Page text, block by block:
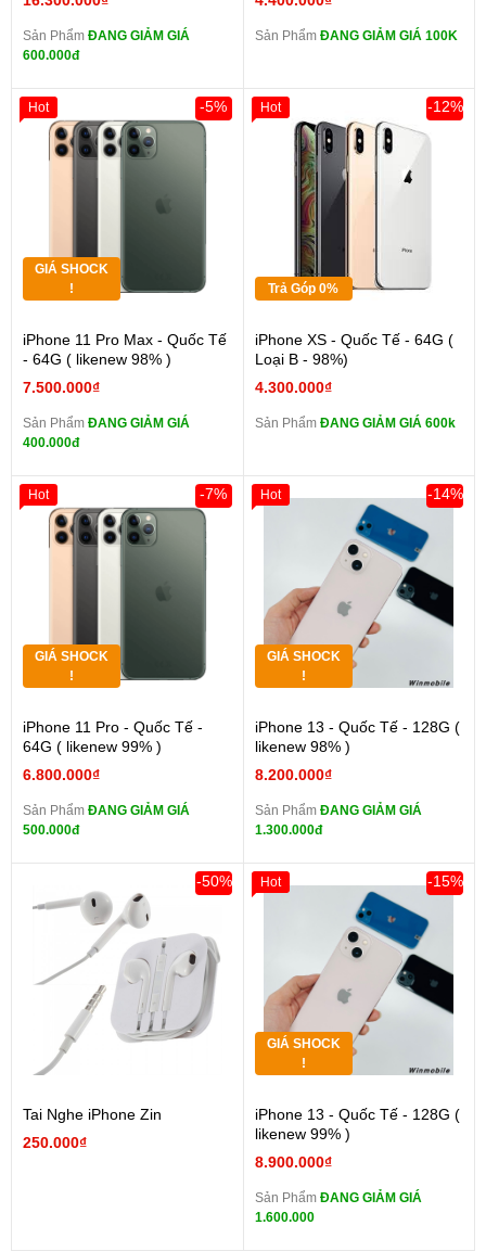
Sản Phẩm ĐANG GIẢM GIÁ
600.000đ
Sản Phẩm ĐANG GIẢM GIÁ 100K
GIÁ SHOCK
!
iPhone 11 Pro Max - Quốc Tế
- 64G ( likenew 98% )
7.500.000₫
-5%
Sản Phẩm ĐANG GIẢM GIÁ
400.000đ
Hot
Trả Góp 0%
iPhone XS - Quốc Tế - 64G (
Loại B - 98%)
4.300.000₫
-12%
Sản Phẩm ĐANG GIẢM GIÁ 600k
Hot
GIÁ SHOCK
!
iPhone 11 Pro - Quốc Tế -
64G ( likenew 99% )
6.800.000₫
-7%
Sản Phẩm ĐANG GIẢM GIÁ
500.000đ
Hot
GIÁ SHOCK
!
iPhone 13 - Quốc Tế - 128G (
likenew 98% )
8.200.000₫
-14%
Sản Phẩm ĐANG GIẢM GIÁ
1.300.000đ
Hot
Tai Nghe iPhone Zin
250.000₫
-50%
GIÁ SHOCK
!
iPhone 13 - Quốc Tế - 128G (
likenew 99% )
8.900.000₫
-15%
Sản Phẩm ĐANG GIẢM GIÁ
1.600.000
Hot